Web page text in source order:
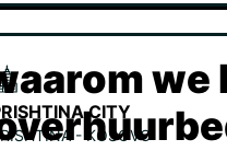
CITY
- KOSOVO
we